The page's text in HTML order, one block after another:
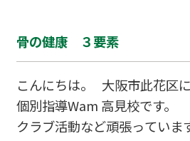
おつかれさまでした。
ね！ Ｗａｍ高見校の生徒た
新聞で、アメリカのプロバス
Ａで活躍中の 八村 塁 選
た。 （塁選手の）小学校の時
は小学生の頃は「何ごともめ
きらめる」子供だったそうで
骨の健康 ３要素
こんにちは。 大阪市此花区
個別指導Wam 高見校です
クラブ活動など頑張っていま